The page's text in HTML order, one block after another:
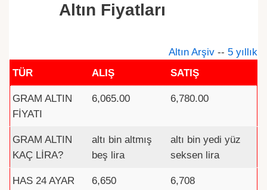
Altın Fiyatları
Altın Arşiv -- 5 yıllık
TÜR
ALIŞ SATIŞ
GRAM ALTIN
FİYATI
6,065.00 6,780.00
GRAM ALTIN
KAÇ LİRA?
altı bin altmış
beş lira
altı bin yedi yüz
seksen lira
HAS 24 AYAR
6,650 6,708